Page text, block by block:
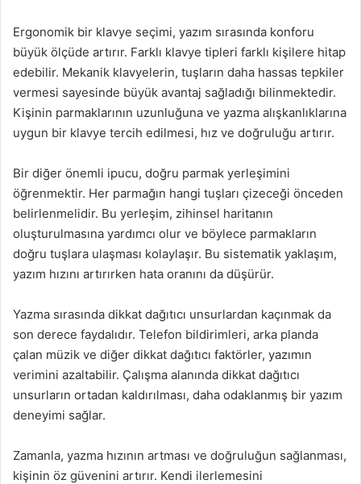
Ergonomik bir klavye seçimi, yazım sırasında konforu
büyük ölçüde artırır. Farklı klavye tipleri farklı kişilere hitap
edebilir. Mekanik klavyelerin, tuşların daha hassas tepkiler
vermesi sayesinde büyük avantaj sağladığı bilinmektedir.
Kişinin parmaklarının uzunluğuna ve yazma alışkanlıklarına
uygun bir klavye tercih edilmesi, hız ve doğruluğu artırır.
Bir diğer önemli ipucu, doğru parmak yerleşimini
öğrenmektir. Her parmağın hangi tuşları çizeceği önceden
belirlenmelidir. Bu yerleşim, zihinsel haritanın
oluşturulmasına yardımcı olur ve böylece parmakların
doğru tuşlara ulaşması kolaylaşır. Bu sistematik yaklaşım,
yazım hızını artırırken hata oranını da düşürür.
Yazma sırasında dikkat dağıtıcı unsurlardan kaçınmak da
son derece faydalıdır. Telefon bildirimleri, arka planda
çalan müzik ve diğer dikkat dağıtıcı faktörler, yazımın
verimini azaltabilir. Çalışma alanında dikkat dağıtıcı
unsurların ortadan kaldırılması, daha odaklanmış bir yazım
deneyimi sağlar.
Zamanla, yazma hızının artması ve doğruluğun sağlanması,
kişinin öz güvenini artırır. Kendi ilerlemesini